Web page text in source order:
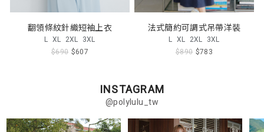
翻領條紋針織短袖上衣
L XL 2XL 3XL
$690 $607
法式簡約可調式吊帶洋裝
L XL 2XL 3XL
$890 $783
INSTAGRAM
@polylulu_tw